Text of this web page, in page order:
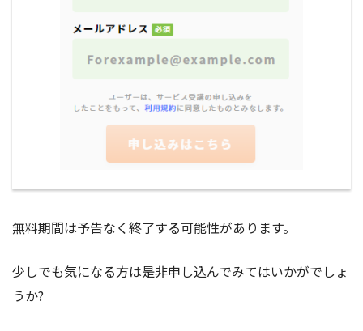
無料期間は予告なく終了する可能性があります。
少しでも気になる方は是非申し込んでみてはいかがでしょ
うか?